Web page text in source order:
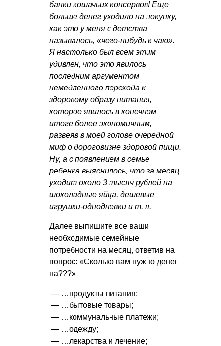
банки кошачьих консервов! Еще
больше денег уходило на покупку,
как это у меня с детства
называлось, «чего-нибудь к чаю».
Я настолько был всем этим
удивлен, что это явилось
последним аргументом
немедленного перехода к
здоровому образу питания,
которое явилось в конечном
итоге более экономичным,
развеяв в моей голове очередной
миф о дороговизне здоровой пищи.
Ну, а с появлением в семье
ребенка выяснилось, что за месяц
уходит около 3 тысяч рублей на
шоколадные яйца, дешевые
игрушки-однодневки и т. п.
Далее выпишите все ваши
необходимые семейные
потребности на месяц, ответив на
вопрос: «Сколько вам нужно денег
на???»
— …продукты питания;
— …бытовые товары;
— …коммунальные платежи;
— …одежду;
— …лекарства и лечение;